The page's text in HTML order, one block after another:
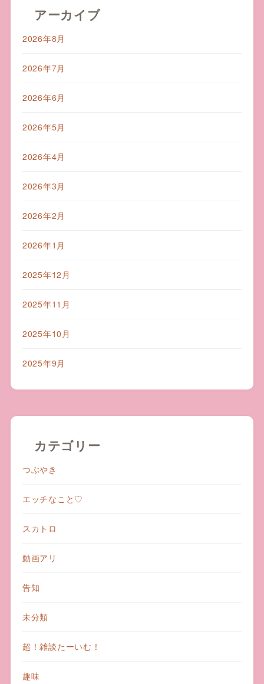
アーカイブ
2026年8月
2026年7月
2026年6月
2026年5月
2026年4月
2026年3月
2026年2月
2026年1月
2025年12月
2025年11月
2025年10月
2025年9月
カテゴリー
つぶやき
エッチなこと♡
スカトロ
動画アリ
告知
未分類
超！雑談たーいむ！
趣味